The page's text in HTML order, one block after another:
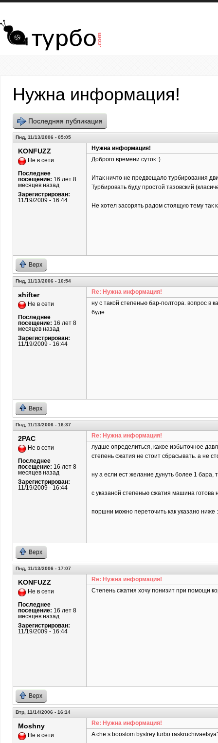
Перейти к основному содержанию
Нужна информация!
Последняя публикация
Пнд, 11/13/2006 - 05:05
KONFUZZ
Не в сети
Последнее
посещение: 16 лет 8
месяцев назад
Зарегистрирован:
11/19/2009 - 16:44
Нужна информация!
Доброго времени суток :)
Итак ничто не предвещало турбирования
Турбировать буду простой тазовский
Не хотел засорять радом стоящую тему так
Верх
Пнд, 11/13/2006 - 10:54
shifter
Не в сети
Последнее
посещение: 16 лет 8
месяцев назад
Зарегистрирован:
11/19/2009 - 16:44
Re: Нужна информация!
ну с такой степенью бар-полтора. вопрос в
буде.
Верх
Пнд, 11/13/2006 - 16:37
2PAC
Не в сети
Последнее
посещение: 16 лет 8
месяцев назад
Зарегистрирован:
11/19/2009 - 16:44
Re: Нужна информация!
лудше определиться, какое избыточное
степень сжатия не стоит сбрасывать. а не
ну а если ест желание дунуть более 1 бара,
с указаной степенью сжатия машина готова
поршни можно переточить как указано ниже
Верх
Пнд, 11/13/2006 - 17:07
KONFUZZ
Не в сети
Последнее
посещение: 16 лет 8
месяцев назад
Зарегистрирован:
11/19/2009 - 16:44
Re: Нужна информация!
Степень сжатия хочу понизит при помощи
Верх
Втр, 11/14/2006 - 16:14
Moshny
Не в сети
Re: Нужна информация!
A che s boostom bystrey turbo